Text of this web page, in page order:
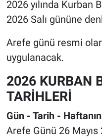
2026 yılında Kurban
2026 Salı gününe
Arefe günü resmi
uygulanacak.
2026 KURBAN
TARİHLERİ
Gün - Tarih -
Arefe Günü 26 Mayıs